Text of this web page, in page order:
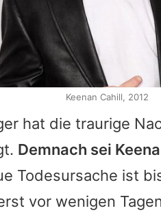
hat die traurige
Demnach sei
Todesursache ist
vor wenigen
Keenan Cahill, 2012